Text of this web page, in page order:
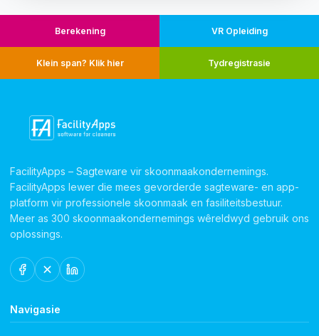
Berekening VR Opleiding
Klein span? Klik hier Tydregistrasie
FacilityApps – Sagteware vir skoonmaakondernemings.
FacilityApps lewer die mees gevorderde sagteware- en app-
platform vir professionele skoonmaak en fasiliteitsbestuur.
Meer as 300 skoonmaakondernemings wêreldwyd gebruik ons
oplossings.
Navigasie